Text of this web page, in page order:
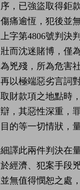
序，已強盜取得鉅
傷痛逾恆，犯後並
上字第4806號判決
壯而沈迷賭博，僅
為兇殘，所為危害
再以極端惡劣言詞
取財款項之地點時
辯，其惡性深重，
目的等一切情狀，
細譯此兩件判決在
於經濟、犯案手段
並無值得憫恕之處